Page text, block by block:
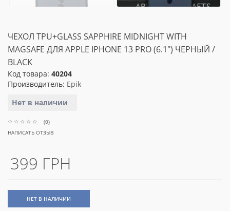
ЧЕХОЛ TPU+GLASS SAPPHIRE MIDNIGHT WITH
MAGSAFE ДЛЯ APPLE IPHONE 13 PRO (6.1") ЧЕРНЫЙ /
BLACK
Код товара: 40204
Производитель: Epik
Нет в наличии
(0)
НАПИСАТЬ ОТЗЫВ
399 ГРН
НЕТ В НАЛИЧИИ